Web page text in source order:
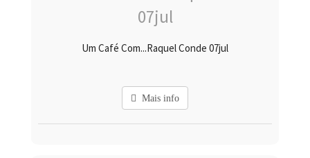
Um Café Com...Raquel Conde 07jul
Mais info